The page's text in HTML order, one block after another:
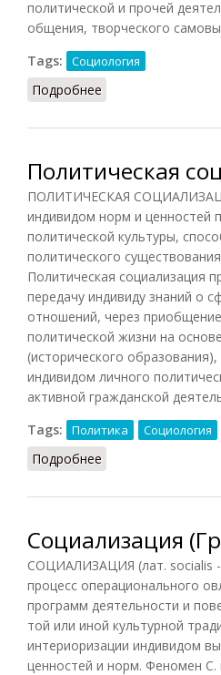
политической и прочей
общения, творческого
Tags:
Социология
Подробнее
Политическая
ПОЛИТИЧЕСКАЯ
индивидом норм и ценностей
политической культуры,
политического
Политическая социализация
передачу индивиду знаний о
отношений, через
политической жизни на
(исторического
индивидом личного
активной гражданской
Tags:
Политика Социология
Подробнее
Социализация
СОЦИАЛИЗАЦИЯ (лат. socialis
процесс операционального
программ деятельности и
той или иной культурной
интериоризации индивидом
ценностей и норм. Феномен